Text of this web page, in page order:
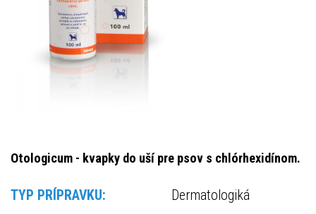
Otologicum - kvapky do uší pre psov s chlórhexidínom.
TYP PRÍPRAVKU:
Dermatologiká